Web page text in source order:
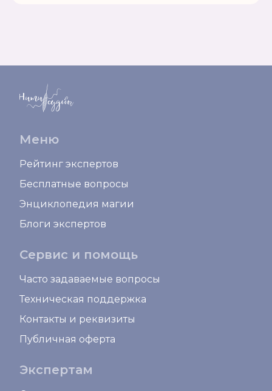
Меню
Рейтинг экспертов
Бесплатные вопросы
Энциклопедия магии
Блоги экспертов
Сервис и помощь
Часто задаваемые вопросы
Техническая поддержка
Контакты и реквизиты
Публичная оферта
Экспертам